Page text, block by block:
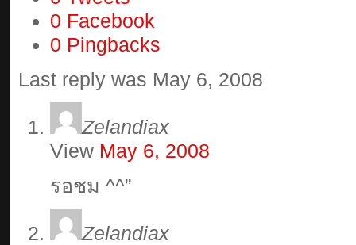
0 Facebook
0 Pingbacks
Last reply was May 6, 2008
Zelandiax
View May 6, 2008
รอชม ^^”
Zelandiax